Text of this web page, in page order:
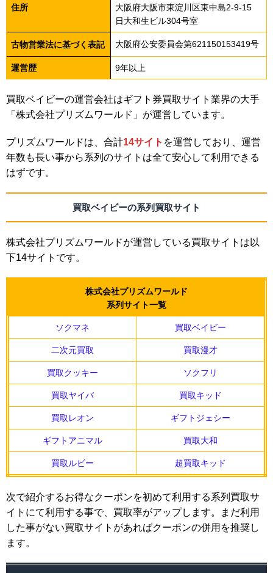
住所
大阪府大阪市東淀川区東中島2-9-15
日大和生ビル304号室
古物営業法に基づく表記 大阪府公安委員会第621150153419号
運営歴 9年以上
買取ベイビーの運営会社はギフト券買取サイト業界の大手
「株式会社プリズムワールド」が運営しています。
プリズムワールドは、合計14サイト を運営しており、運営
年数も長い事から系列のサイトは全て安心して利用できる
はずです。
買取ベイビーの系列買取サイト
株式会社プリズムワールドが運営している買取サイトは以
下14サイトです。
株式会社プリズムワールド
系列サイト一覧
ソクマネ 買取ベイビー
二次元買取 買取漫才
買取クッキー ソクフリ
買取ヤイバ 買取キッド
買取レオン ギフトジェシー
ギフトアニマル 買取大和
買取ルビー 超買取キッド
次で紹介するお得なクーポンを初めて利用する系列買取サ
イトにて利用する事で、買取率がアップします。まだ利用
した事がない買取サイトがあればクーポンの併用を推奨し
ます。